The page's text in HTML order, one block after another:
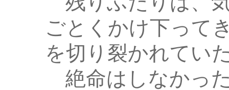
ごとくかけ下って
を切り裂かれてい
絶命はしなかっ